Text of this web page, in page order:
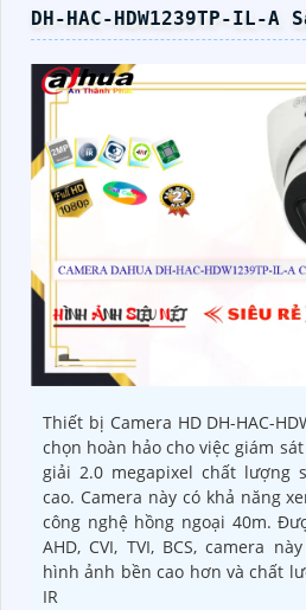
DH-HAC-HDW1239TP-IL-A
Thiết bị Camera HD DH-HAC-
chọn hoàn hảo cho việc giám
giải 2.0 megapixel chất lượng
cao. Camera này có khả năng
công nghệ hồng ngoại 40m.
AHD, CVI, TVI, BCS, camera
hình ảnh bền cao hơn và chất
IR